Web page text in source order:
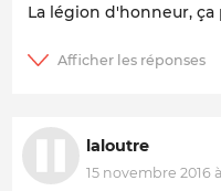
La légion d'honneur, ça
laloutre
15 novembre 2016